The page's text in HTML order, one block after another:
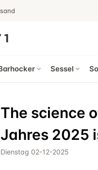
Sessel
The science
Jahres 2025
Dienstag 02-12-2025